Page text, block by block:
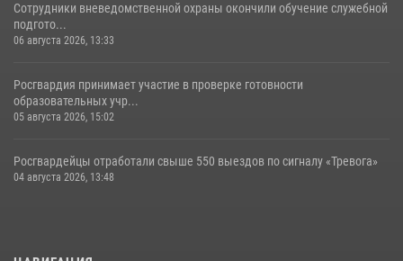
Сотрудники вневедомственной охраны окончили обучение служебной
подгото...
06 августа 2026, 13:33
Росгвардия принимает участие в проверке готовности
образовательных учр...
05 августа 2026, 15:02
Росгвардейцы отработали свыше 550 выездов по сигналу «Тревога»
04 августа 2026, 13:48